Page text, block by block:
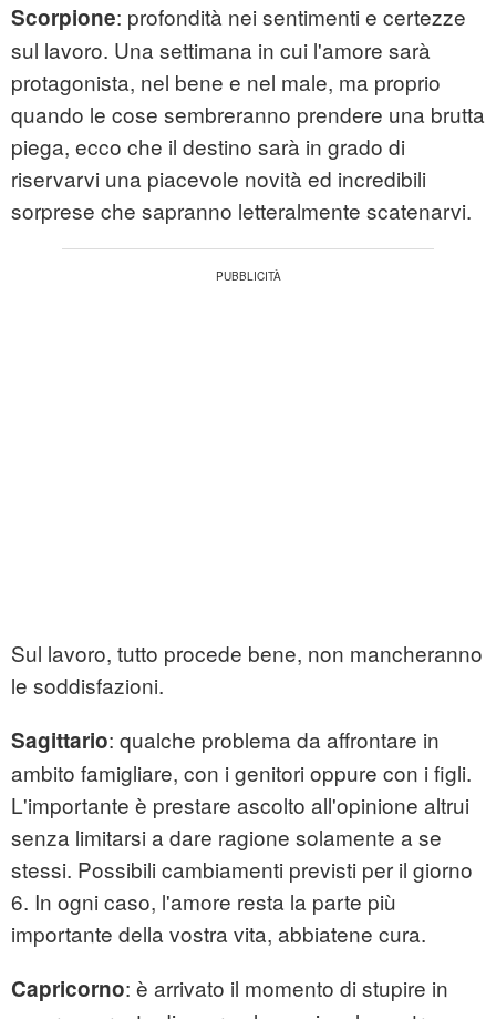
Scorpione: profondità nei sentimenti e certezze
sul lavoro. Una settimana in cui l'amore sarà
protagonista, nel bene e nel male, ma proprio
quando le cose sembreranno prendere una brutta
piega, ecco che il destino sarà in grado di
riservarvi una piacevole novità ed incredibili
sorprese che sapranno letteralmente scatenarvi.
Sul lavoro, tutto procede bene, non mancheranno
le soddisfazioni.
Sagittario: qualche problema da affrontare in
ambito famigliare, con i genitori oppure con i figli.
L'importante è prestare ascolto all'opinione altrui
senza limitarsi a dare ragione solamente a se
stessi. Possibili cambiamenti previsti per il giorno
6. In ogni caso, l'amore resta la parte più
importante della vostra vita, abbiatene cura.
Capricorno: è arrivato il momento di stupire in